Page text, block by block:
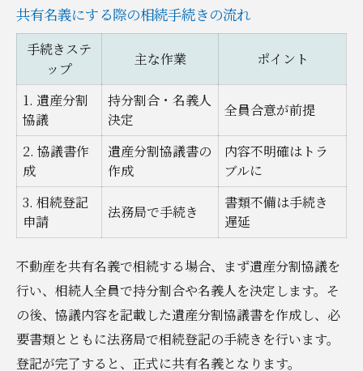
共有名義にする際の相続手続きの流れ
手続きステ
ップ
主な作業 ポイント
1. 遺産分割
協議
持分割合・名義人
決定
全員合意が前提
2. 協議書作
成
遺産分割協議書の
作成
内容不明確はトラ
ブルに
3. 相続登記
申請
法務局で手続き
書類不備は手続き
遅延
不動産を共有名義で相続する場合、まず遺産分割協議を
行い、相続人全員で持分割合や名義人を決定します。そ
の後、協議内容を記載した遺産分割協議書を作成し、必
要書類とともに法務局で相続登記の手続きを行います。
登記が完了すると、正式に共有名義となります。